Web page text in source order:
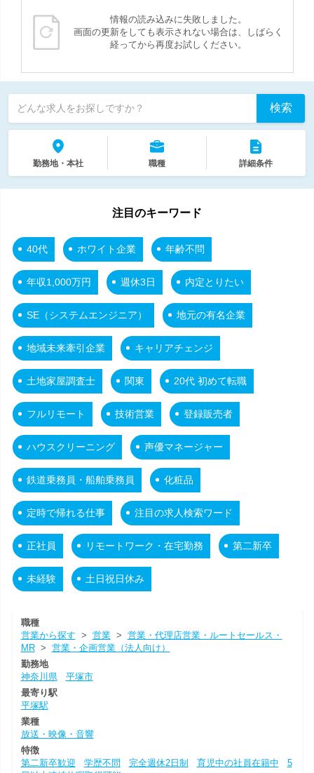
情報の読み込みに失敗しました。
画面の更新をしても表示されない場合は、しばらく
経ってから再度お試しください。
どんな求人をお探しですか？ 検索
勤務地・本社 職種 詳細条件
注目のキーワード
40代 ホワイト企業 年齢不問
年収1,000万円 週休3日 内定とりたい
SE（システムエンジニア） 地元の有名企業
地域未来牽引企業 キャリアチェンジ
土地家屋調査士 関東 20代 初めて転職
フルリモート 技術営業 登録販売者
ハウスクリーニング 声優マネージャー
鉄道乗務員・船舶乗務員 化粧品
定時で帰れる仕事 注目の求人検索ワード
正社員 リモートワーク・在宅勤務 第二新卒
未経験 土日祝日休み
職種
営業から探す > 営業> 営業・代理店営業・ルートセールス・
MR> 営業・企画営業（法人向け）
勤務地
神奈川県
平塚市
最寄り駅
平塚駅
業種
放送・映像・音響
特徴
第二新卒歓迎
学歴不問 完全週休2日制 育児中の社員在籍中
5